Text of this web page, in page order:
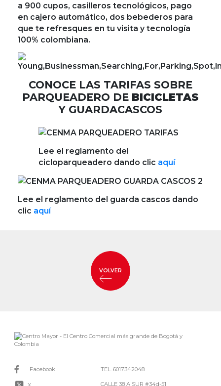
a 900 cupos, casilleros tecnológicos, pago
en cajero automático, dos bebederos para
que te refresques en tu visita y tecnología
100% colombiana.
CONOCE LAS TARIFAS SOBRE
PARQUEADERO DE BICICLETAS
Y GUARDACASCOS
Lee el reglamento del
cicloparqueadero dando clic aquí
Lee el reglamento del guarda cascos dando
clic aquí
VOLVER
Facebook TEL. 6017342048
CALLE 38 A SUR #34d-51